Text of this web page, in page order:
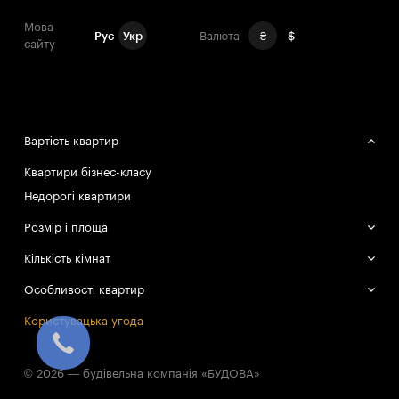
Мова
сайту
Рус Укр Валюта ₴ $
Вартість квартир
Квартири бізнес-класу
Недорогі квартири
Розмір і площа
Великі квартири
Маленькі квартири
Кількість кімнат
Однокімнатні квартири
Двокімнатні квартири
Трикімнатні квартири
Особливості квартир
Смарт-квартири
Користувацька угода
© 2026 — будівельна компанія «БУДОВА»